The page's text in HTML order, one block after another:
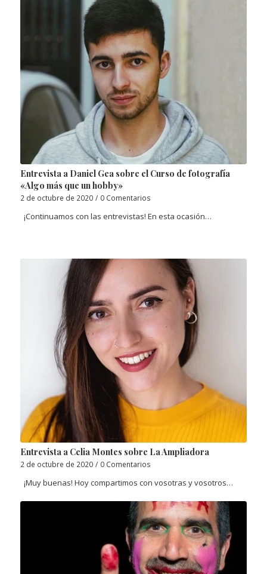
Entrevista a Daniel Gea sobre el Curso de fotografía
«Algo más que un hobby»
2 de octubre de 2020 / 0 Comentarios
¡Continuamos con las entrevistas! En esta ocasión…
Entrevista a Celia Montes sobre La Ampliadora
2 de octubre de 2020 / 0 Comentarios
¡Muy buenas! Hoy compartimos con vosotras y vosotros…